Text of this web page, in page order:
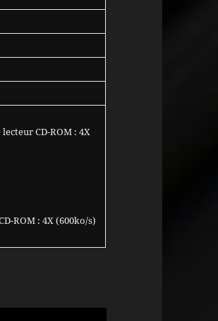
CD-ROM : 4X
ROM : 4X (600ko/s)